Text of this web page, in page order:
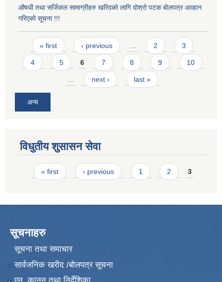
औषधी तथा सर्जिकल सामाग्रीहरु खरिदको लागि दोश्रो पटक बोलपत्र आव्हान
गरिएको सूचना !!!
Pages
« first ‹ previous 2 3
4 5 6 7 8 9 10
next › last »
अन्य
विधुतीय शुसासन सेवा
Pages
« first ‹ previous 1 2 3
सूचनाहरु
सूचना तथा समाचार
सार्वजनिक खरीद /बोलपत्र सूचना